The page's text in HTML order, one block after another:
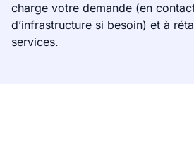
charge votre demande (en
d’infrastructure si besoin) et à
services.